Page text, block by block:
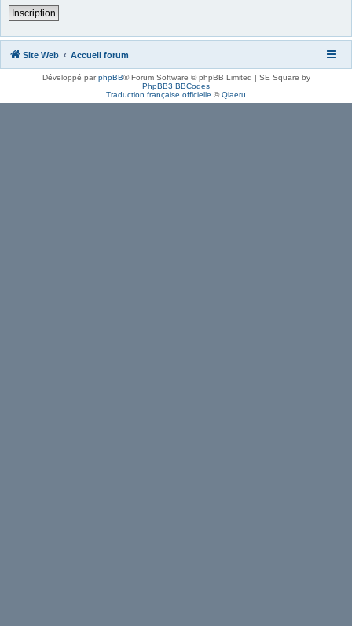
Inscription
Site Web Accueil forum
Développé parphpBB® Forum Software © phpBB Limited | SE Square by
PhpBB3 BBCodes
Traduction française officielle ©Qiaeru